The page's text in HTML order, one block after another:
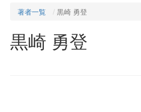
著者一覧 黒崎 勇登
黒崎 勇登